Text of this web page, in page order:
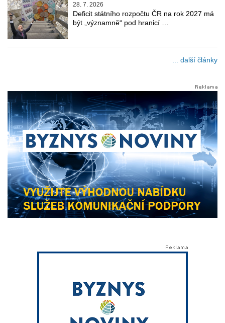
28. 7. 2026
Deficit státního rozpočtu ČR na rok 2027 má
být „významně“ pod hranicí …
... další články